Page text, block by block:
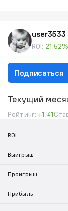
user3533
ROI: 21.52%
Подписаться
Текущий
Рейтинг: +1.41
ROI
Выигрыш
Проигрыш
Прибыль